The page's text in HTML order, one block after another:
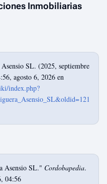
Inmobiliarias
SL. (2025, septiembre
agosto 6, 2026 en
index.php?
Asensio SL." Cordobapedia.
04:56